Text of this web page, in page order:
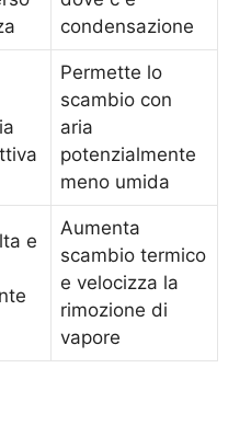
condensazione
Permette lo
scambio con
aria
potenzialmente
meno umida
e
Aumenta
scambio termico
e velocizza la
rimozione di
vapore